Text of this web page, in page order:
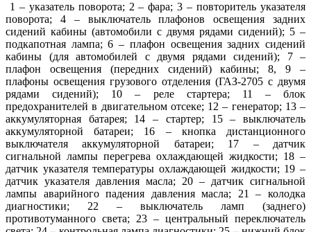
1 – указатель поворота; 2 – фара; 3 – повторитель указателя
поворота; 4 – выключатель плафонов освещения задних
сидений кабины (автомобили с двумя рядами сидений); 5 –
подкапотная лампа; 6 – плафон освещения задних сидений
кабины (для автомобилей с двумя рядами сидений); 7 –
плафон освещения (передних сидений) кабины; 8, 9 –
плафоны освещения грузового отделения (ГАЗ-2705 с двумя
рядами сидений); 10 – реле стартера; 11 – блок
предохранителей в двигательном отсеке; 12 – генератор; 13 –
аккумуляторная батарея; 14 – стартер; 15 – выключатель
аккумуляторной батареи; 16 – кнопка дистанционного
выключателя аккумуляторной батареи; 17 – датчик
сигнальной лампы перегрева охлаждающей жидкости; 18 –
датчик указателя температуры охлаждающей жидкости; 19 –
датчик указателя давления масла; 20 – датчик сигнальной
лампы аварийного падения давления масла; 21 – колодка
диагностики; 22 – выключатель ламп (заднего)
противотуманного света; 23 – центральный переключатель